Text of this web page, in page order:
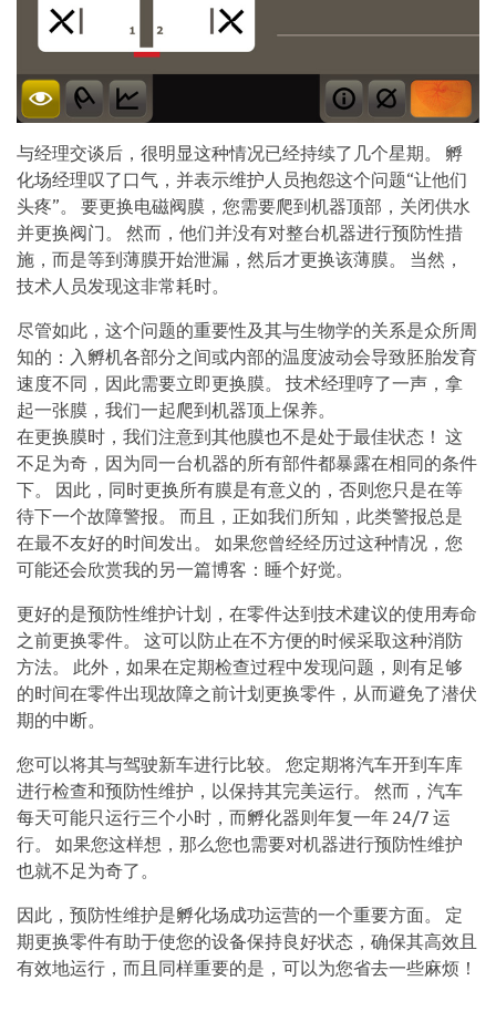
与经理交谈后，很明显这种情况已经持续了几个星期。 孵
化场经理叹了口气，并表示维护人员抱怨这个问题“让他们
头疼”。 要更换电磁阀膜，您需要爬到机器顶部，关闭供水
并更换阀门。 然而，他们并没有对整台机器进行预防性措
施，而是等到薄膜开始泄漏，然后才更换该薄膜。 当然，
技术人员发现这非常耗时。
尽管如此，这个问题的重要性及其与生物学的关系是众所周
知的：入孵机各部分之间或内部的温度波动会导致胚胎发育
速度不同，因此需要立即更换膜。 技术经理哼了一声，拿
起一张膜，我们一起爬到机器顶上保养。
在更换膜时，我们注意到其他膜也不是处于最佳状态！ 这
不足为奇，因为同一台机器的所有部件都暴露在相同的条件
下。 因此，同时更换所有膜是有意义的，否则您只是在等
待下一个故障警报。 而且，正如我们所知，此类警报总是
在最不友好的时间发出。 如果您曾经经历过这种情况，您
可能还会欣赏我的另一篇博客：睡个好觉。
更好的是预防性维护计划，在零件达到技术建议的使用寿命
之前更换零件。 这可以防止在不方便的时候采取这种消防
方法。 此外，如果在定期检查过程中发现问题，则有足够
的时间在零件出现故障之前计划更换零件，从而避免了潜伏
期的中断。
您可以将其与驾驶新车进行比较。 您定期将汽车开到车库
进行检查和预防性维护，以保持其完美运行。 然而，汽车
每天可能只运行三个小时，而孵化器则年复一年 24/7 运
行。 如果您这样想，那么您也需要对机器进行预防性维护
也就不足为奇了。
因此，预防性维护是孵化场成功运营的一个重要方面。 定
期更换零件有助于使您的设备保持良好状态，确保其高效且
有效地运行，而且同样重要的是，可以为您省去一些麻烦！